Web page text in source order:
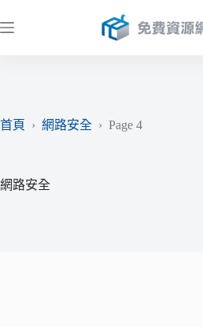
至
首頁
› 網路安全 › Page 4
網路安全